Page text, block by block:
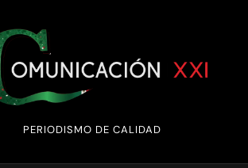
XXI
PERIODISMO DE CALIDAD